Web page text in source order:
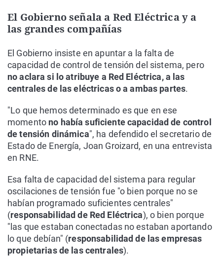
El Gobierno señala a Red Eléctrica y a
las grandes compañías
El Gobierno insiste en apuntar a la falta de
capacidad de control de tensión del sistema, pero
no aclara si lo atribuye a Red Eléctrica, a las
centrales de las eléctricas o a ambas partes.
"Lo que hemos determinado es que en ese
momento no había suficiente capacidad de control
de tensión dinámica", ha defendido el secretario de
Estado de Energía, Joan Groizard, en una entrevista
en RNE.
Esa falta de capacidad del sistema para regular
oscilaciones de tensión fue "o bien porque no se
habían programado suficientes centrales"
(responsabilidad de Red Eléctrica), o bien porque
"las que estaban conectadas no estaban aportando
lo que debían" (responsabilidad de las empresas
propietarias de las centrales).